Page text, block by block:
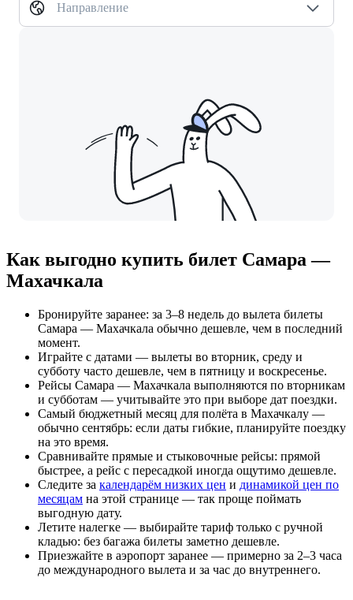
Направление
Как выгодно купить билет Самара —
Махачкала
Бронируйте заранее: за 3–8 недель до вылета билеты
Самара — Махачкала обычно дешевле, чем в последний
момент.
Играйте с датами — вылеты во вторник, среду и
субботу часто дешевле, чем в пятницу и воскресенье.
Рейсы Самара — Махачкала выполняются по вторникам
и субботам — учитывайте это при выборе дат поездки.
Самый бюджетный месяц для полёта в Махачкалу —
обычно сентябрь: если даты гибкие, планируйте поездку
на это время.
Сравнивайте прямые и стыковочные рейсы: прямой
быстрее, а рейс с пересадкой иногда ощутимо дешевле.
Следите за календарём низких цен и динамикой цен по
месяцам на этой странице — так проще поймать
выгодную дату.
Летите налегке — выбирайте тариф только с ручной
кладью: без багажа билеты заметно дешевле.
Приезжайте в аэропорт заранее — примерно за 2–3 часа
до международного вылета и за час до внутреннего.